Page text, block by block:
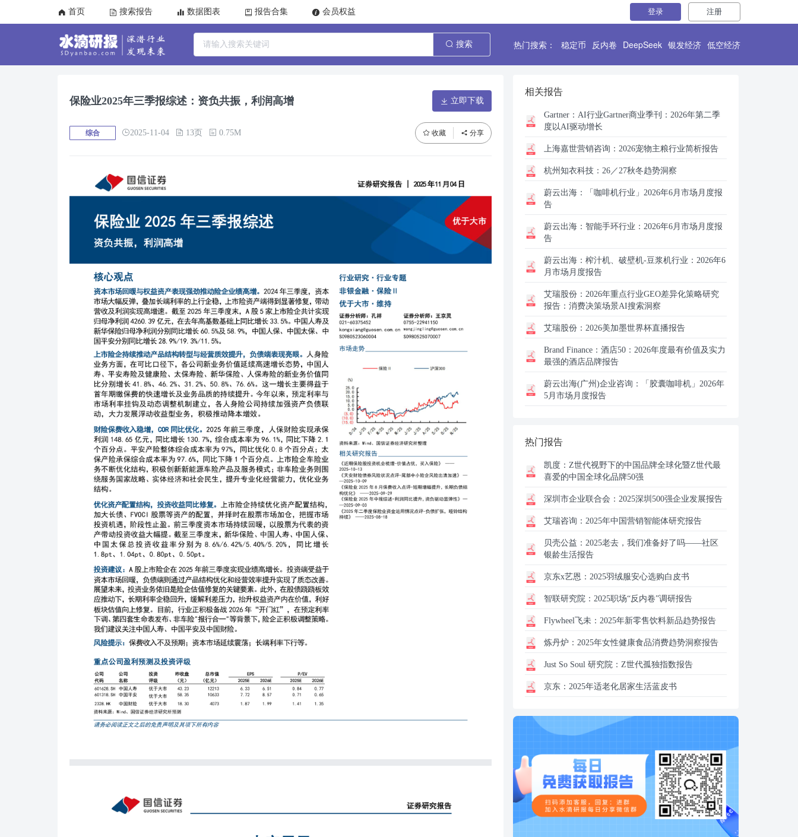
首页 搜索报告 数据图表 报告合集 会员权益 登录 注册
搜索 热门搜索： 稳定币 反内卷 DeepSeek 银发经济 低空经济
保险业2025年三季报综述：资负共振，利润高增 立即下载
综合 2025-11-04 13页 0.75M 收藏 分享
相关报告
Gartner： AI行业Gartner商业季刊：2026年第二季
度以AI驱动增长
上海嘉世营销咨询： 2026宠物主粮行业简析报告
杭州知衣科技： 26／27秋冬趋势洞察
蔚云出海：
「咖啡机行业」2026年6月市场月度报
告
蔚云出海： 智能手环行业：2026年6月市场月度报
告
蔚云出海： 榨汁机、破壁机-豆浆机行业：2026年6
月市场月度报告
艾瑞股份： 2026年重点行业GEO差异化策略研究
报告：消费决策场景AI搜索洞察
艾瑞股份： 2026美加墨世界杯直播报告
Brand Finance： 酒店50：2026年度最有价值及实力
最强的酒店品牌报告
蔚云出海(广州)企业咨询：
「胶囊咖啡机」2026年
5月市场月度报告
热门报告
凯度： Z世代视野下的中国品牌全球化暨Z世代最
喜爱的中国全球化品牌50强
深圳市企业联合会： 2025深圳500强企业发展报告
艾瑞咨询： 2025年中国营销智能体研究报告
贝壳公益： 2025老去，我们准备好了吗——社区
银龄生活报告
京东x艺恩： 2025羽绒服安心选购白皮书
智联研究院： 2025职场“反内卷”调研报告
Flywheel飞未： 2025年新零售饮料新品趋势报告
炼丹炉： 2025年女性健康食品消费趋势洞察报告
Just So Soul 研究院： Z世代孤独指数报告
京东： 2025年适老化居家生活蓝皮书